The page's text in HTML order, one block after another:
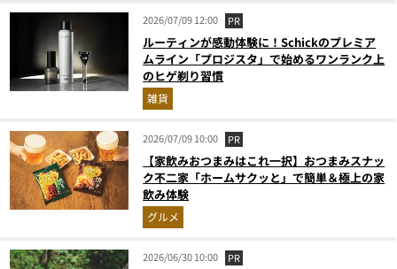
2026/07/09 12:00 PR
ルーティンが感動体験に！Schickのプレミア
ムライン「プロジスタ」で始めるワンランク上
のヒゲ剃り習慣
雑貨
2026/07/09 10:00 PR
【家飲みおつまみはこれ一択】おつまみスナッ
ク不二家「ホームサクッと」で簡単＆極上の家
飲み体験
グルメ
2026/06/30 10:00 PR